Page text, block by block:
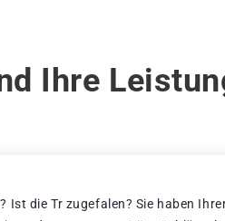
Ihre
Ist die Tr zugefalen? Sie haben